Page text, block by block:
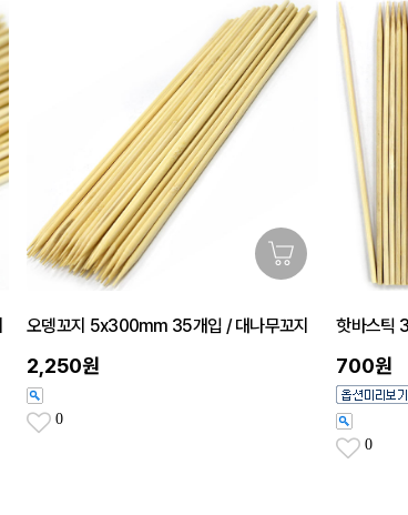
오뎅꼬지 5x300mm 35개입 / 대나무꼬지
2,250원
0
핫바스틱
700원
0